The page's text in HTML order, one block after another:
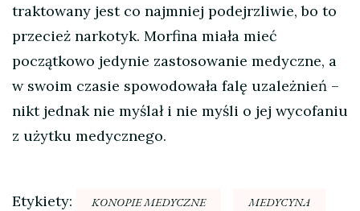
traktowany jest co najmniej podejrzliwie, bo to
przecież narkotyk. Morfina miała mieć
początkowo jedynie zastosowanie medyczne, a
w swoim czasie spowodowała falę uzależnień –
nikt jednak nie myślał i nie myśli o jej wycofaniu
z użytku medycznego.
Etykiety: KONOPIE MEDYCZNE
MEDYCYNA